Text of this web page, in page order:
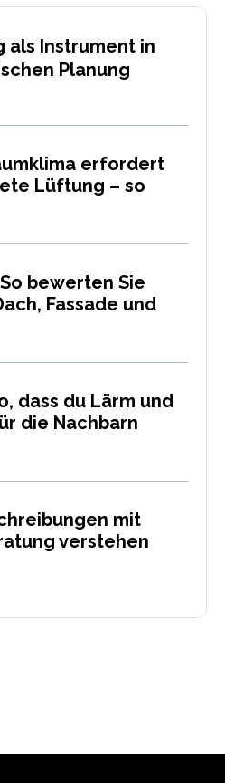
als Instrument in
Planung
erfordert
Lüftung – so
bewerten Sie
Fassade und
dass du Lärm und
die Nachbarn
mit
verstehen